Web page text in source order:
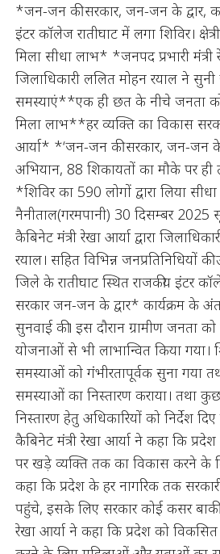
*जन-जन की सरकार, जन-जन के द्वार,
इंटर कॉलेज रातीघाट में लगा शिविर।
मिला सीधा लाभ* *जनपद प्रभारी मंत्री
जिलाधिकारी ललित मोहन रयाल ने सुनी
समस्याएं**एक ही छत के नीचे जनता
मिला लाभ**हर व्यक्ति का विकास
आर्या* *‘जन-जन की सरकार, जन-जन के
अभियान, 88 शिकायतों का मौके पर ही
*शिविर का 590 लोगों द्वारा लिया
नैनीताल(गरमपानी) 30 दिसम्बर 2025
कैबिनेट मंत्री रेखा आर्या द्वारा
रयाल। सहित विभिन्न जनप्रतिनिधियों
जिले के रातीघाट स्थित राजकीय इंटर
सरकार जन-जन के द्वार* कार्यक्रम के
सुनवाई की। इस दौरान ग्रामीण जनता को
योजनाओं से भी लाभान्वित किया गया।
समस्याओं को गंभीरतापूर्वक सुना गया
समस्याओं का निस्तारण कराया। तथा
निस्तारण हेतु अधिकारियों को निर्देश
कैबिनेट मंत्री रेखा आर्या ने कहा कि
पर खड़े व्यक्ति तक का विकास करने के
कहा कि प्रदेश के हर नागरिक तक
पहुंचे, इसके लिए सरकार कोई कसर बाकी
रेखा आर्या ने कहा कि प्रदेश को विकसित